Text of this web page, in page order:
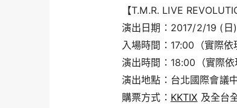
【T.M.R. LIVE
演出日期：2017/2/19 (日)
入場時間：17:00（實際依
演出時間：18:00（實際依
演出地點：台北國際會議
購票方式： KKTIX 及全台